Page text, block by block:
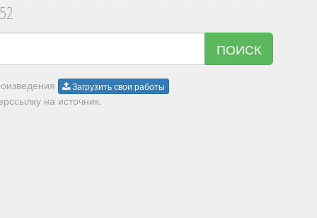
ПОИСК
Загрузить свои работы
на источник.